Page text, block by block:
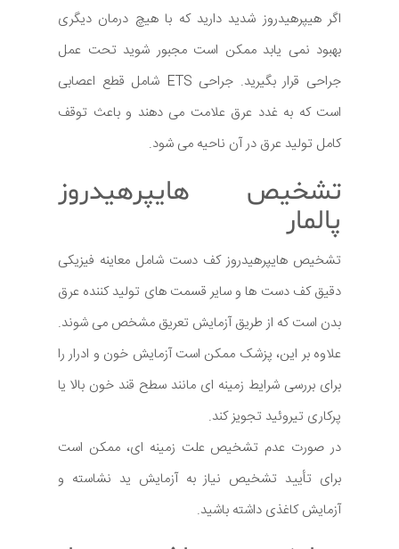
اگر هیپرهیدروز شدید دارید که با هیچ درمان دیگری
بهبود نمی یابد ممکن است مجبور شوید تحت عمل
جراحی قرار بگیرید. جراحی ETS شامل قطع اعصابی
است که به غدد عرق علامت می دهند و باعث توقف
کامل تولید عرق در آن ناحیه می شود.
تشخیص هایپرهیدروز
پالمار
تشخیص هایپرهیدروز کف دست شامل معاینه فیزیکی
دقیق کف دست ها و سایر قسمت های تولید کننده عرق
بدن است که از طریق آزمایش تعریق مشخص می شوند.
علاوه بر این، پزشک ممکن است آزمایش خون و ادرار را
برای بررسی شرایط زمینه ای مانند سطح قند خون بالا یا
پرکاری تیروئید تجویز کند.
در صورت عدم تشخیص علت زمینه ای، ممکن است
برای تأیید تشخیص نیاز به آزمایش ید نشاسته و
آزمایش کاغذی داشته باشید.